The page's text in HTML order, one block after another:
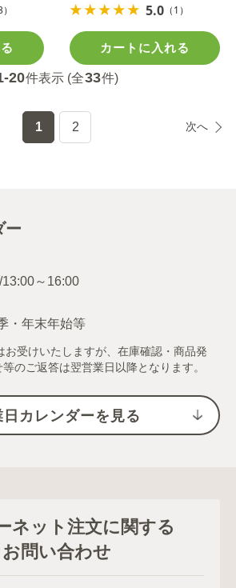
5.0 （1）
カートに入れる
20件表示 (全33件)
1 2 次へ
ー
・年末年始等
受けいたしますが、在庫確認・商品発
のご返答は翌営業日以降となります。
日カレンダーを見る
ネット注文に関する
お問い合わせ